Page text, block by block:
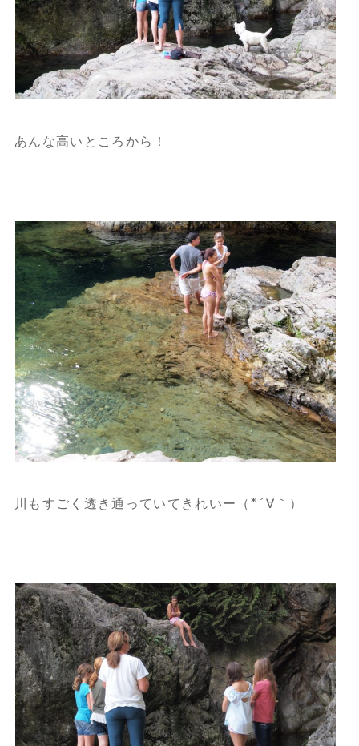
あんな高いところから！
川もすごく透き通っていてきれいー（*´∀｀）